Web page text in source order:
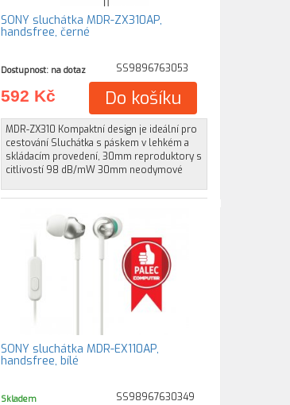
SONY sluchátka MDR-ZX310AP,
handsfree, černé
Dostupnost: na dotaz SS9896763053
592 Kč Do košíku
MDR-ZX310 Kompaktní design je ideální pro
cestování Sluchátka s páskem v lehkém a
skládacím provedení, 30mm reproduktory s
citlivostí 98 dB/mW 30mm neodymové
SONY sluchátka MDR-EX110AP,
handsfree, bílé
Skladem SS98967630349